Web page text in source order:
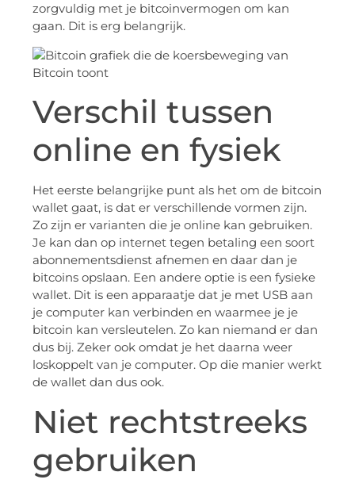
zorgvuldig met je bitcoinvermogen om kan
gaan. Dit is erg belangrijk.
Verschil tussen
online en fysiek
Het eerste belangrijke punt als het om de bitcoin
wallet gaat, is dat er verschillende vormen zijn.
Zo zijn er varianten die je online kan gebruiken.
Je kan dan op internet tegen betaling een soort
abonnementsdienst afnemen en daar dan je
bitcoins opslaan. Een andere optie is een fysieke
wallet. Dit is een apparaatje dat je met USB aan
je computer kan verbinden en waarmee je je
bitcoin kan versleutelen. Zo kan niemand er dan
dus bij. Zeker ook omdat je het daarna weer
loskoppelt van je computer. Op die manier werkt
de wallet dan dus ook.
Niet rechtstreeks
gebruiken